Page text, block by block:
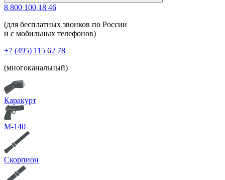
8 800 100 18 46
(для бесплатных звонков по России
и с мобильных телефонов)
+7 (495) 115 62 78
(многоканальный)
Каракурт
М-140
Скорпион